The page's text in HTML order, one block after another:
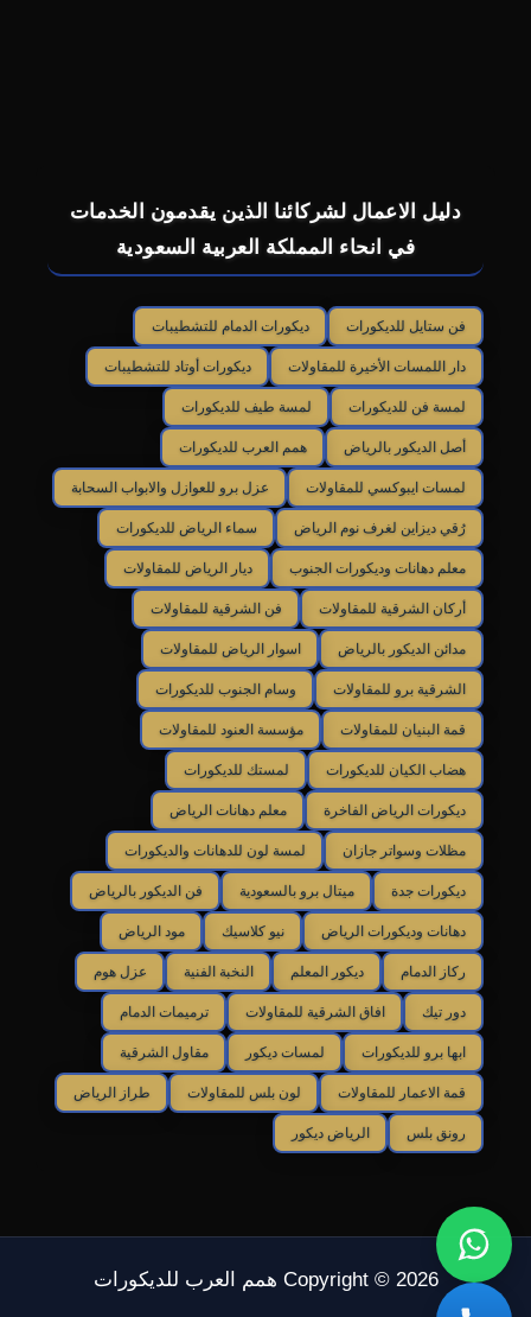
دليل الاعمال لشركائنا الذين يقدمون الخدمات
في انحاء المملكة العربية السعودية
فن ستايل للديكورات
ديكورات الدمام للتشطيبات
دار اللمسات الأخيرة للمقاولات
ديكورات أوتاد للتشطيبات
لمسة فن للديكورات
لمسة طيف للديكورات
أصل الديكور بالرياض
همم العرب للديكورات
لمسات ايبوكسي للمقاولات
عزل برو للعوازل والابواب السحابة
رُقي ديزاين لغرف نوم الرياض
سماء الرياض للديكورات
معلم دهانات وديكورات الجنوب
ديار الرياض للمقاولات
أركان الشرقية للمقاولات
فن الشرقية للمقاولات
مدائن الديكور بالرياض
اسوار الرياض للمقاولات
الشرقية برو للمقاولات
وسام الجنوب للديكورات
قمة البنيان للمقاولات
مؤسسة العنود للمقاولات
هضاب الكيان للديكورات
لمستك للديكورات
ديكورات الرياض الفاخرة
معلم دهانات الرياض
مظلات وسواتر جازان
لمسة لون للدهانات والديكورات
ديكورات جدة
ميتال برو بالسعودية
فن الديكور بالرياض
دهانات وديكورات الرياض
نيو كلاسيك
مود الرياض
ركاز الدمام
ديكور المعلم النخبة الفنية
عزل هوم
دور تيك
افاق الشرقية للمقاولات
ترميمات الدمام
ابها برو للديكورات
لمسات ديكور
مقاول الشرقية
قمة الاعمار للمقاولات
لون بلس للمقاولات
طراز الرياض
رونق بلس
الرياض ديكور
Copyright © 2026 همم العرب للديكورات